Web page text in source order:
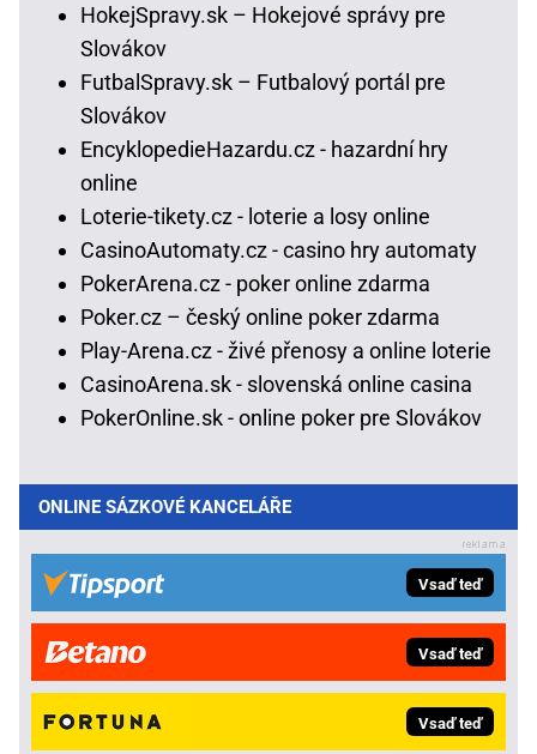
HokejSpravy.sk – Hokejové správy pre
Slovákov
FutbalSpravy.sk – Futbalový portál pre
Slovákov
EncyklopedieHazardu.cz - hazardní hry
online
Loterie-tikety.cz - loterie a losy online
CasinoAutomaty.cz - casino hry automaty
PokerArena.cz - poker online zdarma
Poker.cz – český online poker zdarma
Play-Arena.cz - živé přenosy a online loterie
CasinoArena.sk - slovenská online casina
PokerOnline.sk - online poker pre Slovákov
ONLINE SÁZKOVÉ KANCELÁŘE
Vsaď teď
Vsaď teď
Vsaď teď